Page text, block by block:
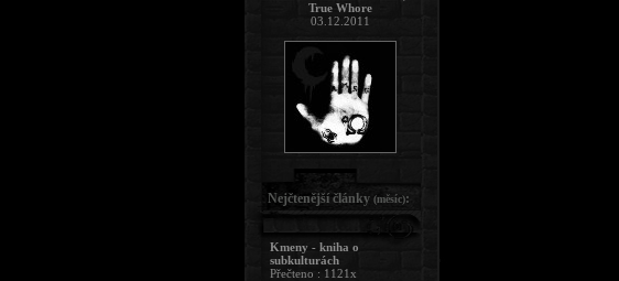
True Whore
03.12.2011
Nejčtenější články (měsíc):
Kmeny - kniha o
subkulturách
Přečteno : 1121x